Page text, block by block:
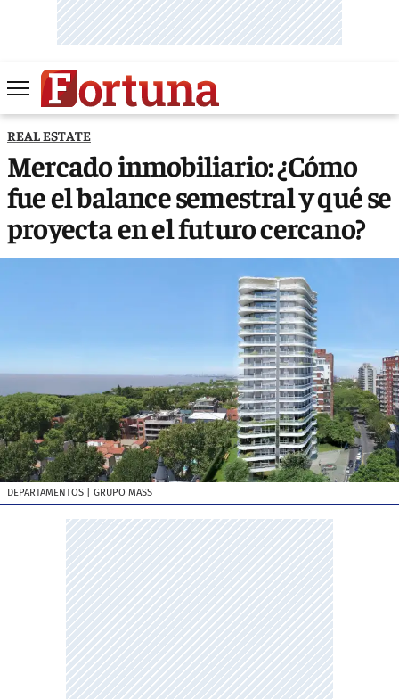
REAL ESTATE
Mercado inmobiliario: ¿Cómo
fue el balance semestral y qué se
proyecta en el futuro cercano?
DEPARTAMENTOS | GRUPO MASS